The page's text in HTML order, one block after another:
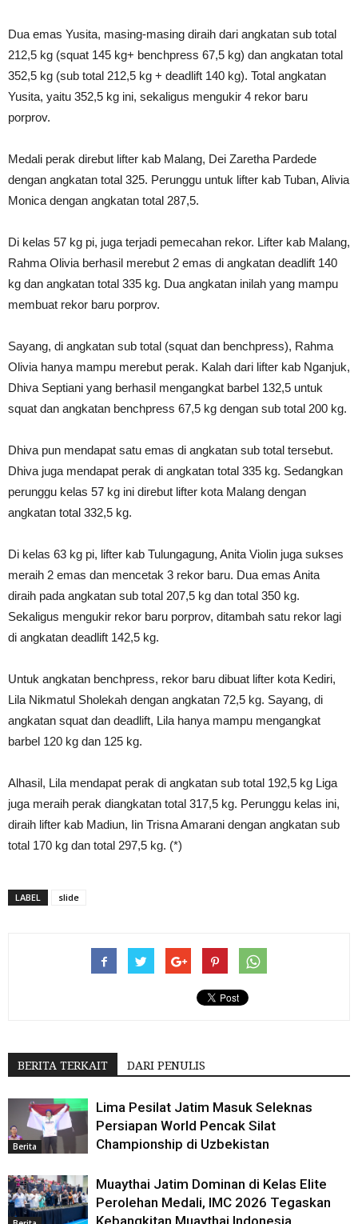
Dua emas Yusita, masing-masing diraih dari angkatan sub total
212,5 kg (squat 145 kg+ benchpress 67,5 kg) dan angkatan total
352,5 kg (sub total 212,5 kg + deadlift 140 kg). Total angkatan
Yusita, yaitu 352,5 kg ini, sekaligus mengukir 4 rekor baru
porprov.
Medali perak direbut lifter kab Malang, Dei Zaretha Pardede
dengan angkatan total 325. Perunggu untuk lifter kab Tuban, Alivia
Monica dengan angkatan total 287,5.
Di kelas 57 kg pi, juga terjadi pemecahan rekor. Lifter kab Malang,
Rahma Olivia berhasil merebut 2 emas di angkatan deadlift 140
kg dan angkatan total 335 kg. Dua angkatan inilah yang mampu
membuat rekor baru porprov.
Sayang, di angkatan sub total (squat dan benchpress), Rahma
Olivia hanya mampu merebut perak. Kalah dari lifter kab Nganjuk,
Dhiva Septiani yang berhasil mengangkat barbel 132,5 untuk
squat dan angkatan benchpress 67,5 kg dengan sub total 200 kg.
Dhiva pun mendapat satu emas di angkatan sub total tersebut.
Dhiva juga mendapat perak di angkatan total 335 kg. Sedangkan
perunggu kelas 57 kg ini direbut lifter kota Malang dengan
angkatan total 332,5 kg.
Di kelas 63 kg pi, lifter kab Tulungagung, Anita Violin juga sukses
meraih 2 emas dan mencetak 3 rekor baru. Dua emas Anita
diraih pada angkatan sub total 207,5 kg dan total 350 kg.
Sekaligus mengukir rekor baru porprov, ditambah satu rekor lagi
di angkatan deadlift 142,5 kg.
Untuk angkatan benchpress, rekor baru dibuat lifter kota Kediri,
Lila Nikmatul Sholekah dengan angkatan 72,5 kg. Sayang, di
angkatan squat dan deadlift, Lila hanya mampu mengangkat
barbel 120 kg dan 125 kg.
Alhasil, Lila mendapat perak di angkatan sub total 192,5 kg Liga
juga meraih perak diangkatan total 317,5 kg. Perunggu kelas ini,
diraih lifter kab Madiun, Iin Trisna Amarani dengan angkatan sub
total 170 kg dan total 297,5 kg. (*)
LABEL slide
BERITA TERKAIT DARI PENULIS
Berita
Lima Pesilat Jatim Masuk Seleknas
Persiapan World Pencak Silat
Championship di Uzbekistan
Muaythai Jatim Dominan di Kelas Elite
Perolehan Medali, IMC 2026 Tegaskan
Kebangkitan Muaythai Indonesia